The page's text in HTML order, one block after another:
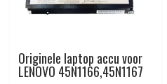
Originele laptop accu voor
LENOVO 45N1166,45N1167